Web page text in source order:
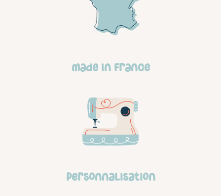
made in france
personnalisation